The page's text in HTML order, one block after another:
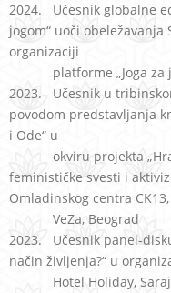
2024. Učesnik globalne
jogom“ uoči obeležavanja
organizaciji
platforme „Joga za
2023. Učesnik u
povodom predstavljanja
i Ode“ u
okviru projekta
feminističke svesti i
Omladinskog centra CK13,
VeZa, Beograd
2023. Učesnik panel-
način življenja?“ u
Hotel Holiday,